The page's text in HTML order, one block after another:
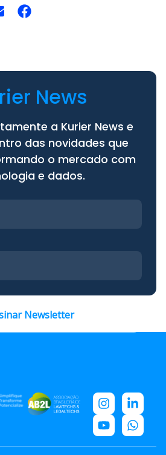
News
a Kurier News e
das novidades que
o mercado com
e dados.
Newsletter